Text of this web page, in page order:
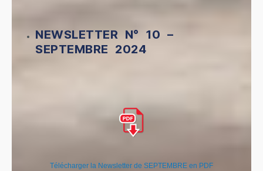
NEWSLETTER N° 10 –
SEPTEMBRE 2024
Télécharger la Newsletter de SEPTEMBRE en PDF